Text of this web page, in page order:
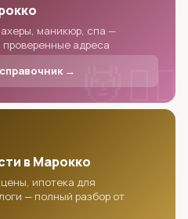
маникюр, спа —
адреса
→
💆🧖‍♀️
в Марокко
ипотека для
— полный разбор от